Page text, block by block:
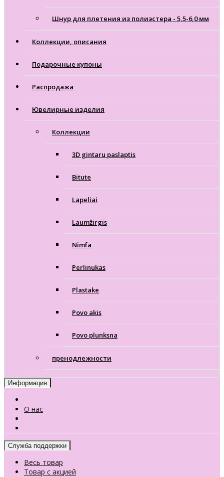
Шнур для плетения из полиэстера - 5,5-6,0 мм
Коллекции, описания
Подарочные купоны
Распродажа
Ювелирные изделия
Коллекции
3D gintaru paslaptis
Bitute
Lapeliai
Laumžirgis
Nimfa
Perlinukas
Plastake
Povo akis
Povo plunksna
пренодлежности
Информация
О нас
Служба поддержки
Весь товар
Товар с акцией